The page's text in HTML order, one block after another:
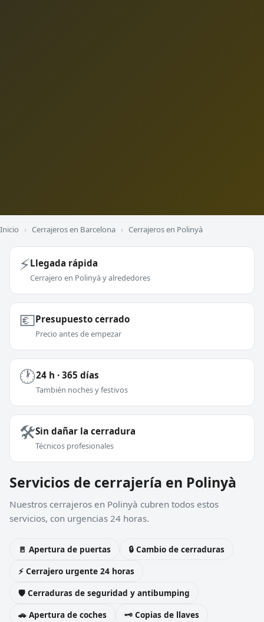
Inicio › Cerrajeros en Barcelona › Cerrajeros en Polinyà
⚡Llegada rápida
Cerrajero en Polinyà y alrededores
💶Presupuesto cerrado
Precio antes de empezar
🕐24 h · 365 días
También noches y festivos
🛠️Sin dañar la cerradura
Técnicos profesionales
Servicios de cerrajería en Polinyà
Nuestros cerrajeros en Polinyà cubren todos estos
servicios, con urgencias 24 horas.
🚪 Apertura de puertas
🔒 Cambio de cerraduras
⚡ Cerrajero urgente 24 horas
🛡️ Cerraduras de seguridad y antibumping
🚗 Apertura de coches
🗝️ Copias de llaves